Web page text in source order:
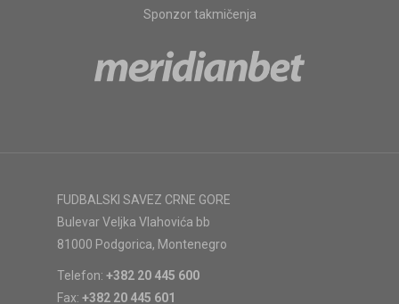
Sponzor takmičenja
FUDBALSKI SAVEZ CRNE GORE
Bulevar Veljka Vlahovića bb
81000 Podgorica, Montenegro
Telefon: +382 20 445 600
Fax: +382 20 445 601